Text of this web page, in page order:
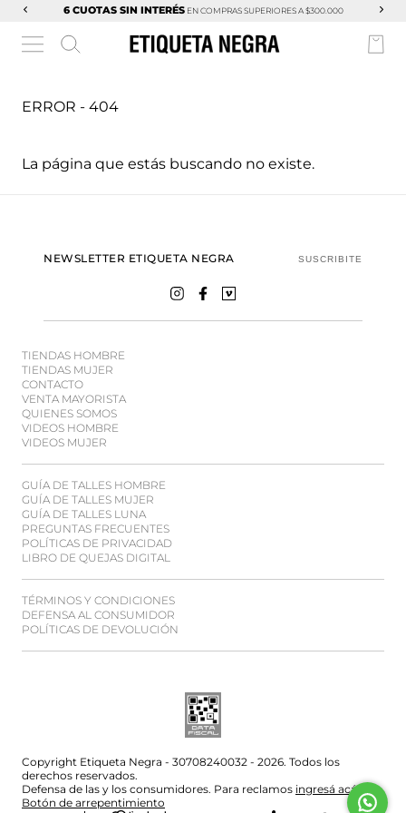
6 CUOTAS SIN INTERÉSEN COMPRAS SUPERIORES A $300.000
ERROR - 404
La página que estás buscando no existe.
TIENDAS HOMBRE
TIENDAS MUJER
CONTACTO
VENTA MAYORISTA
QUIENES SOMOS
VIDEOS HOMBRE
VIDEOS MUJER
GUÍA DE TALLES HOMBRE
GUÍA DE TALLES MUJER
GUÍA DE TALLES LUNA
PREGUNTAS FRECUENTES
POLÍTICAS DE PRIVACIDAD
LIBRO DE QUEJAS DIGITAL
TÉRMINOS Y CONDICIONES
DEFENSA AL CONSUMIDOR
POLÍTICAS DE DEVOLUCIÓN
NEWSLETTER ETIQUETA NEGRA SUSCRIBITE
Copyright Etiqueta Negra - 30708240032 - 2026. Todos los
derechos reservados.
Defensa de las y los consumidores. Para reclamos ingresá acá.
Botón de arrepentimiento